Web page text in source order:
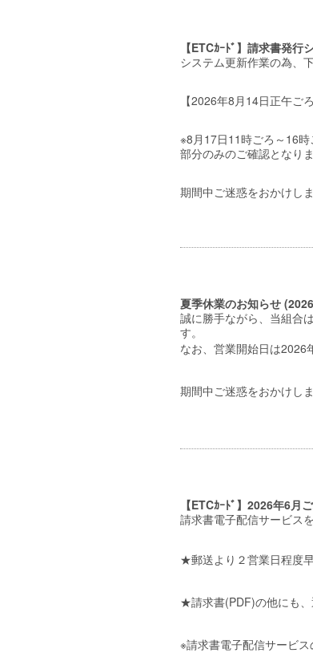
【ETCｶｰﾄﾞ】請求書発
システム更新作業の為、
【2026年8月14日正午ご
※8月17日11時ごろ～16
部分のみのご確認となり
期間中ご迷惑をおかけし
夏季休業のお知らせ
誠に勝手ながら、当組合
す。
なお、営業開始日は2026
期間中ご迷惑をおかけし
【ETCｶｰﾄﾞ】2026年6月
請求書電子配信サービス
★郵送より２営業日程度
★請求書(PDF)の他にも、
※請求書電子配信サービ